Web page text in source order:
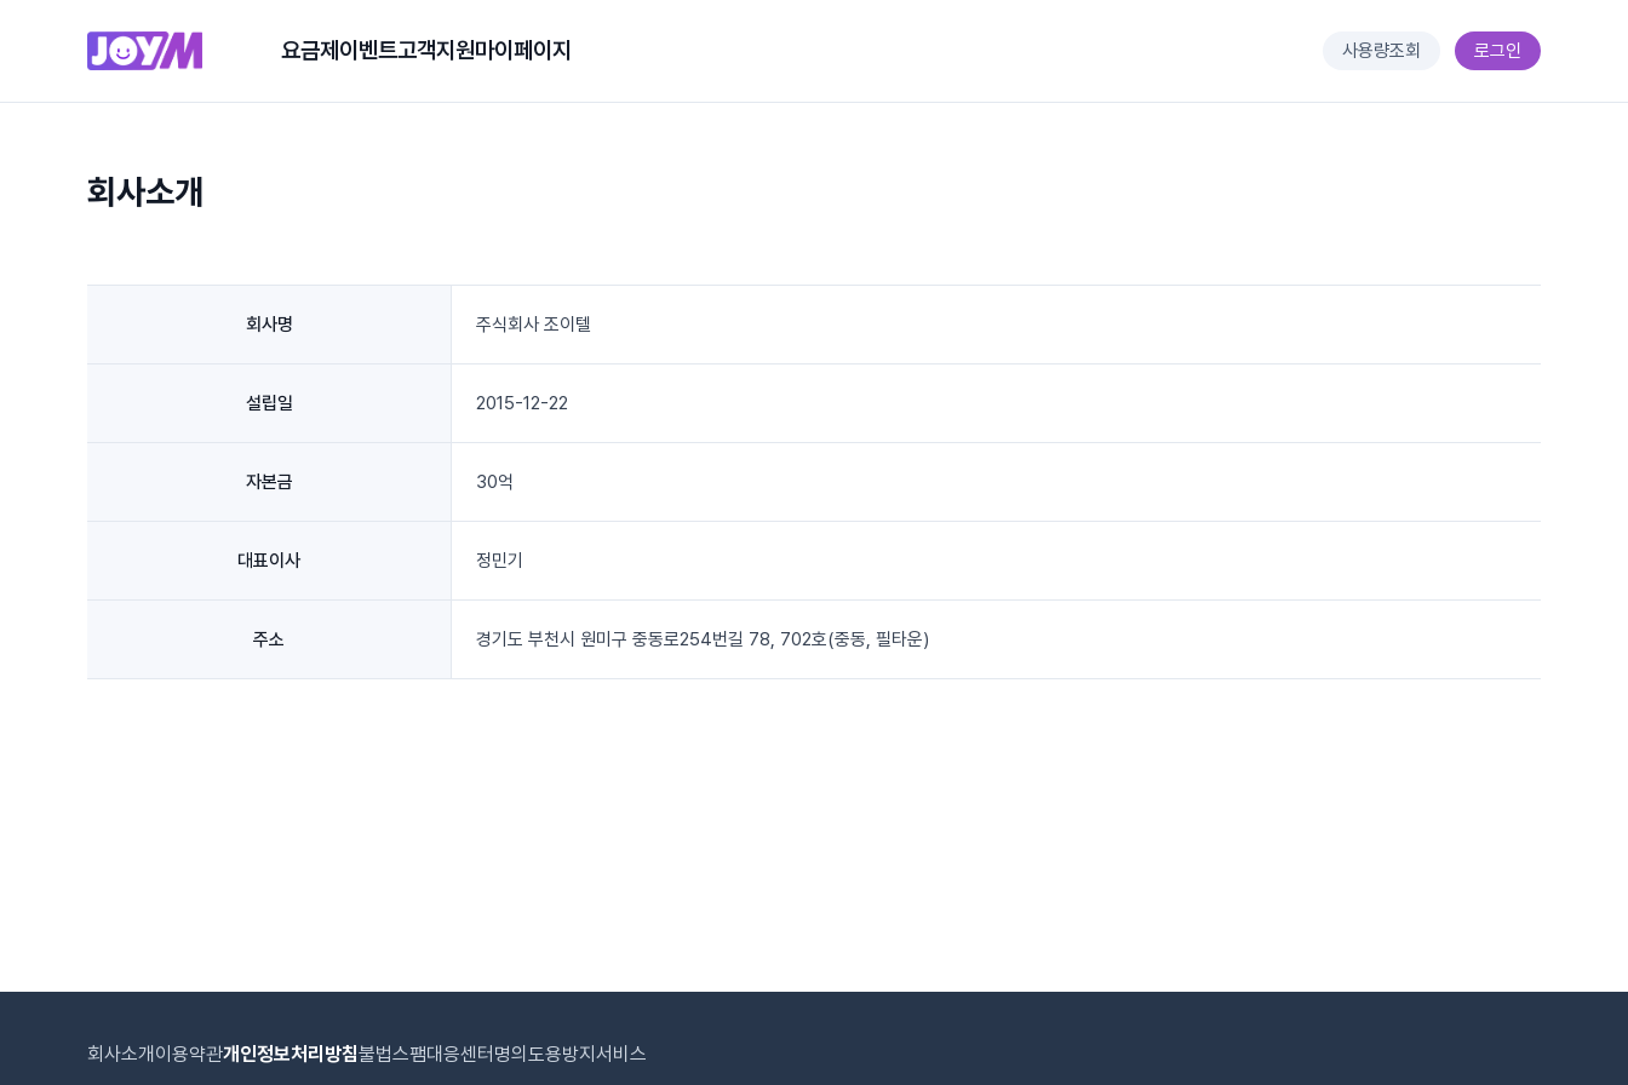
요금제 이벤트고객지원마이페이지 사용량조회 로그인
회사소개
회사명 주식회사 조이텔
설립일 2015-12-22
자본금 30억
대표이사 정민기
주소 경기도 부천시 원미구 중동로254번길 78, 702호(중동, 필타운)
회사소개 이용약관개인정보처리방침불법스팸대응센터 명의도용방지서비스